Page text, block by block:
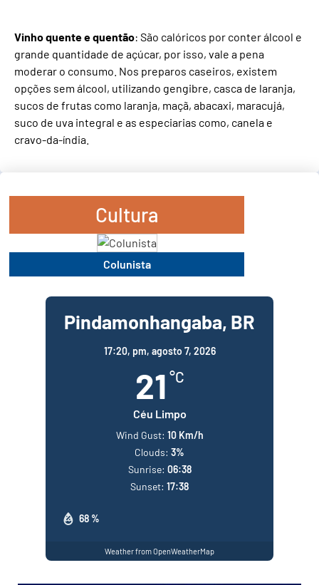
Vinho quente e quentão: São calóricos por conter álcool e
grande quantidade de açúcar, por isso, vale a pena
moderar o consumo. Nos preparos caseiros, existem
opções sem álcool, utilizando gengibre, casca de laranja,
sucos de frutas como laranja, maçã, abacaxi, maracujá,
suco de uva integral e as especiarias como, canela e
cravo-da-índia.
Cultura
Colunista
Pindamonhangaba, BR
17:20, pm, agosto 7, 2026
21 °C
Céu Limpo
68 %
Wind Gust: 10 Km/h
Clouds: 3%
Sunrise: 06:38
Sunset: 17:38
Weather from OpenWeatherMap